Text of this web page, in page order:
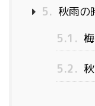
5. 秋雨の
5.1.
5.2.